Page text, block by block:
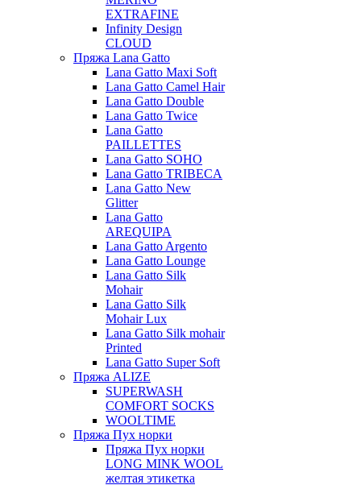
EXTRAFINE
Infinity Design
CLOUD
Пряжа Lana Gatto
Lana Gatto Maxi Soft
Lana Gatto Camel Hair
Lana Gatto Double
Lana Gatto Twice
Lana Gatto
PAILLETTES
Lana Gatto SOHO
Lana Gatto TRIBECA
Lana Gatto New
Glitter
Lana Gatto
AREQUIPA
Lana Gatto Argento
Lana Gatto Lounge
Lana Gatto Silk
Mohair
Lana Gatto Silk
Mohair Lux
Lana Gatto Silk mohair
Printed
Lana Gatto Super Soft
Пряжа ALIZE
SUPERWASH
COMFORT SOCKS
WOOLTIME
Пряжа Пух норки
Пряжа Пух норки
LONG MINK WOOL
желтая этикетка